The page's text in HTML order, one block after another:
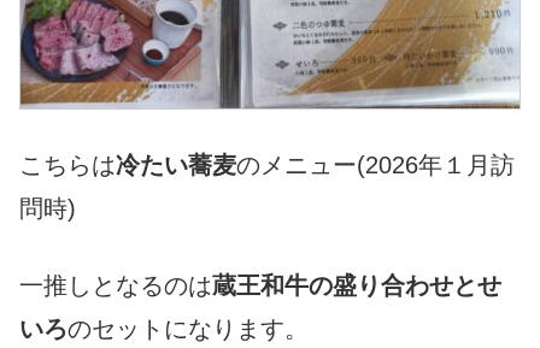
こちらは冷たい蕎麦のメニュー(2026年１月訪
問時)
一推しとなるのは蔵王和牛の盛り合わせとせ
いろのセットになります。